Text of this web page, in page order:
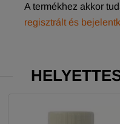
A termékhez akkor
regisztrált és